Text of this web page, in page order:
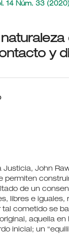
14 Núm. 33 (2020)
y
Justicia, John
permiten
de un
libres e iguales,
tal cometido se
aquella
inicial; un